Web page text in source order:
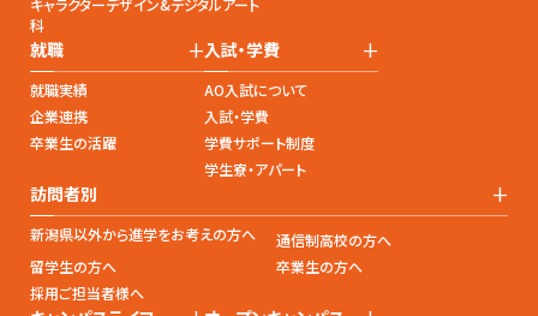
科
就職 +
就職実績
企業連携
卒業生の活躍
入試・学費 +
AO入試について
入試・学費
学費サポート制度
学生寮・アパート
訪問者別 +
新潟県以外から進学をお考えの方へ
通信制高校の方へ
留学生の方へ
卒業生の方へ
採用ご担当者様へ